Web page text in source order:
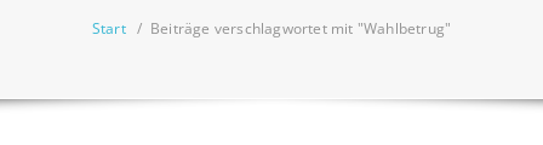
Start/ Beiträge verschlagwortet mit "Wahlbetrug"